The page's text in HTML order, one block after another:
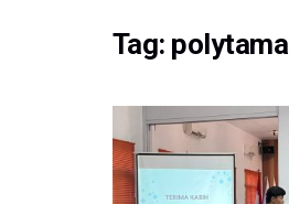
Tag: polytama